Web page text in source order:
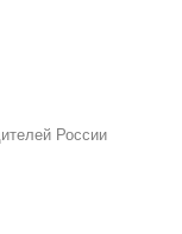
России